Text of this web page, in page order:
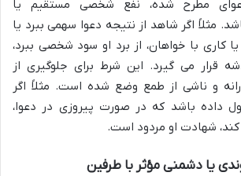
مطرح شده، نفع شخصی مستقیم یا
مثلاً اگر شاهد از نتیجه دعوا سهمی ببرد یا
کاری با خواهان، از برد او سود شخصی ببرد،
قرار می گیرد. این شرط برای جلوگیری از
و ناشی از طمع وضع شده است. مثلاً اگر
داده باشد که در صورت پیروزی در دعوا،
شهادت او مردود است.
یا دشمنی مؤثر با طرفین